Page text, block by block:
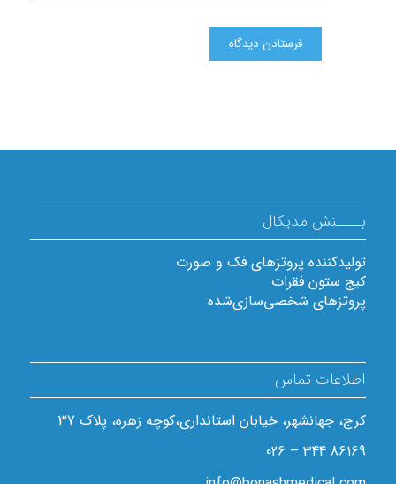
بــــنش مدیکال
تولیدکننده پروتزهای فک و صورت
کیج ستون فقرات
پروتزهای شخصی‌سازی‌شده
اطلاعات تماس
کرج، جهانشهر، خیابان استانداری،کوچه زهره، پلاک 37
86169 344 – 026